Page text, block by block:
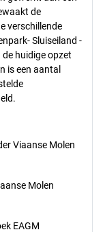
de
verschillende
Sluiseiland -
huidige opzet
is een aantal
Viaanse Molen
Molen
EAGM